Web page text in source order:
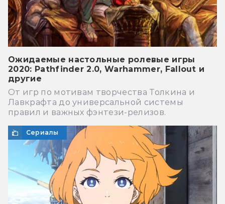
Ожидаемые настольные ролевые игры
2020: Pathfinder 2.0, Warhammer, Fallout и
другие
От игр по мотивам творчества Толкина и
Лавкрафта до универсальной системы
правил и важных фэнтези-релизов.
Сериалы